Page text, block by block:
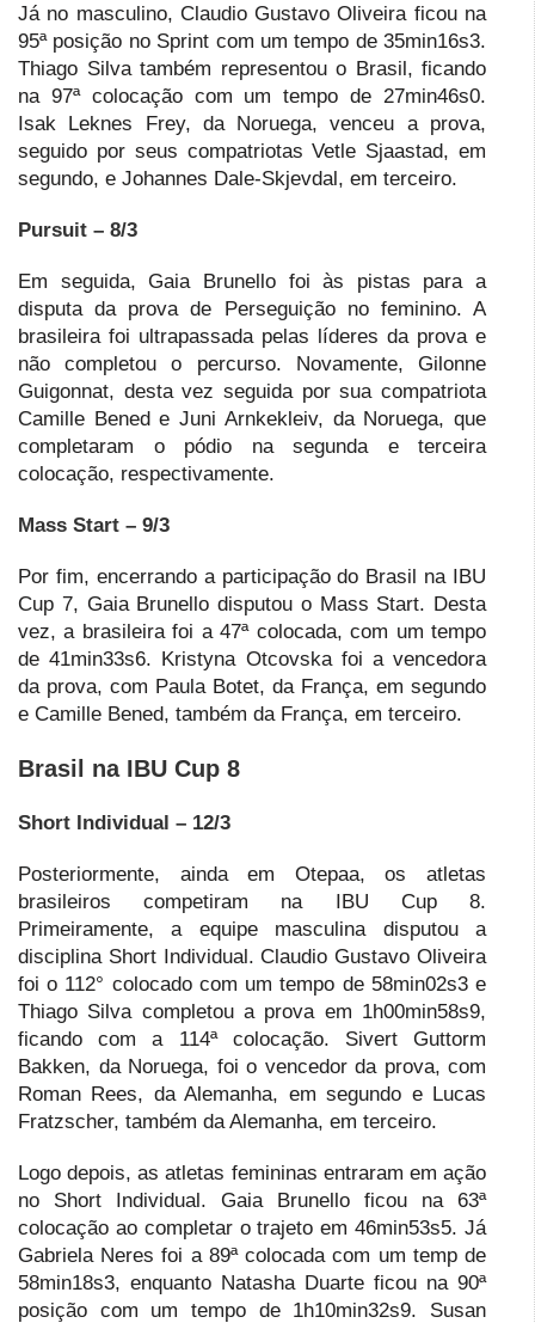
Já no masculino, Claudio Gustavo Oliveira ficou na
95ª posição no Sprint com um tempo de 35min16s3.
Thiago Silva também representou o Brasil, ficando
na 97ª colocação com um tempo de 27min46s0.
Isak Leknes Frey, da Noruega, venceu a prova,
seguido por seus compatriotas Vetle Sjaastad, em
segundo, e Johannes Dale-Skjevdal, em terceiro.
Pursuit – 8/3
Em seguida, Gaia Brunello foi às pistas para a
disputa da prova de Perseguição no feminino. A
brasileira foi ultrapassada pelas líderes da prova e
não completou o percurso. Novamente, Gilonne
Guigonnat, desta vez seguida por sua compatriota
Camille Bened e Juni Arnkekleiv, da Noruega, que
completaram o pódio na segunda e terceira
colocação, respectivamente.
Mass Start – 9/3
Por fim, encerrando a participação do Brasil na IBU
Cup 7, Gaia Brunello disputou o Mass Start. Desta
vez, a brasileira foi a 47ª colocada, com um tempo
de 41min33s6. Kristyna Otcovska foi a vencedora
da prova, com Paula Botet, da França, em segundo
e Camille Bened, também da França, em terceiro.
Brasil na IBU Cup 8
Short Individual – 12/3
Posteriormente, ainda em Otepaa, os atletas
brasileiros competiram na IBU Cup 8.
Primeiramente, a equipe masculina disputou a
disciplina Short Individual. Claudio Gustavo Oliveira
foi o 112° colocado com um tempo de 58min02s3 e
Thiago Silva completou a prova em 1h00min58s9,
ficando com a 114ª colocação. Sivert Guttorm
Bakken, da Noruega, foi o vencedor da prova, com
Roman Rees, da Alemanha, em segundo e Lucas
Fratzscher, também da Alemanha, em terceiro.
Logo depois, as atletas femininas entraram em ação
no Short Individual. Gaia Brunello ficou na 63ª
colocação ao completar o trajeto em 46min53s5. Já
Gabriela Neres foi a 89ª colocada com um temp de
58min18s3, enquanto Natasha Duarte ficou na 90ª
posição com um tempo de 1h10min32s9. Susan